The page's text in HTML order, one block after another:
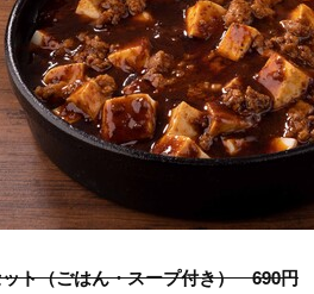
ト（ごはん・スープ付き） 690円